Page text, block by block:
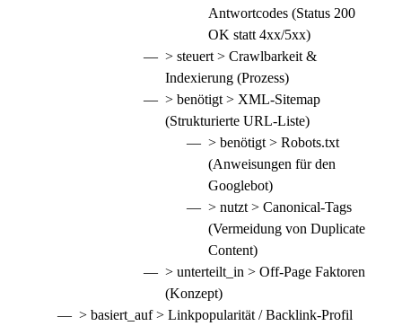
Antwortcodes (Status 200
OK statt 4xx/5xx)
> steuert > Crawlbarkeit &
Indexierung (Prozess)
> benötigt > XML-Sitemap
(Strukturierte URL-Liste)
> benötigt > Robots.txt
(Anweisungen für den
Googlebot)
> nutzt > Canonical-Tags
(Vermeidung von Duplicate
Content)
> unterteilt_in > Off-Page Faktoren
(Konzept)
> basiert_auf > Linkpopularität / Backlink-Profil